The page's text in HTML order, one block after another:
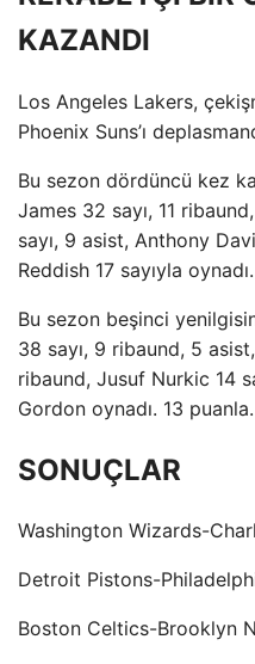
KAZANDI
Los Angeles Lakers,
Phoenix Suns’ı
Bu sezon dördüncü kez
James 32 sayı, 11
sayı, 9 asist, Anthony
Reddish 17 sayıyla
Bu sezon beşinci
38 sayı, 9 ribaund, 5
ribaund, Jusuf Nurkic 14
Gordon oynadı. 13 puanla.
SONUÇLAR
Washington Wizards-
Detroit Pistons-
Boston Celtics-Brooklyn